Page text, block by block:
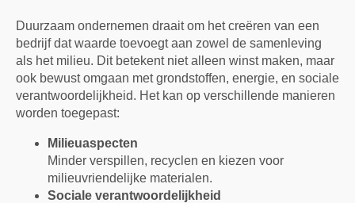
Duurzaam ondernemen draait om het creëren van een
bedrijf dat waarde toevoegt aan zowel de samenleving
als het milieu. Dit betekent niet alleen winst maken, maar
ook bewust omgaan met grondstoffen, energie, en sociale
verantwoordelijkheid. Het kan op verschillende manieren
worden toegepast:
Milieuaspecten
Minder verspillen, recyclen en kiezen voor
milieuvriendelijke materialen.
Sociale verantwoordelijkheid